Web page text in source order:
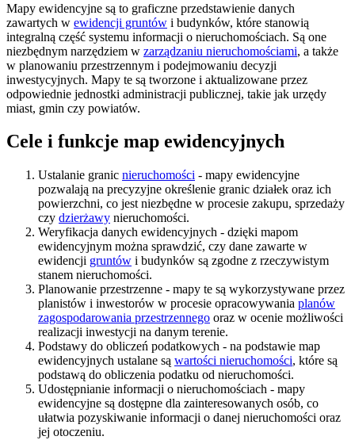
Mapy ewidencyjne są to graficzne przedstawienie danych
zawartych w ewidencji gruntów i budynków, które stanowią
integralną część systemu informacji o nieruchomościach. Są one
niezbędnym narzędziem w zarządzaniu nieruchomościami, a także
w planowaniu przestrzennym i podejmowaniu decyzji
inwestycyjnych. Mapy te są tworzone i aktualizowane przez
odpowiednie jednostki administracji publicznej, takie jak urzędy
miast, gmin czy powiatów.
Cele i funkcje map ewidencyjnych
Ustalanie granic nieruchomości - mapy ewidencyjne
pozwalają na precyzyjne określenie granic działek oraz ich
powierzchni, co jest niezbędne w procesie zakupu, sprzedaży
czy dzierżawy nieruchomości.
Weryfikacja danych ewidencyjnych - dzięki mapom
ewidencyjnym można sprawdzić, czy dane zawarte w
ewidencji gruntów i budynków są zgodne z rzeczywistym
stanem nieruchomości.
Planowanie przestrzenne - mapy te są wykorzystywane przez
planistów i inwestorów w procesie opracowywania planów
zagospodarowania przestrzennego oraz w ocenie możliwości
realizacji inwestycji na danym terenie.
Podstawy do obliczeń podatkowych - na podstawie map
ewidencyjnych ustalane są wartości nieruchomości, które są
podstawą do obliczenia podatku od nieruchomości.
Udostępnianie informacji o nieruchomościach - mapy
ewidencyjne są dostępne dla zainteresowanych osób, co
ułatwia pozyskiwanie informacji o danej nieruchomości oraz
jej otoczeniu.